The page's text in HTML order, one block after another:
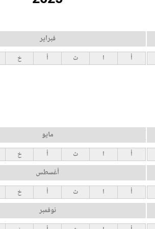
فبراير
أ ا ث أ خ
مايو
أ ا ث أ خ
أغسطس
أ ا ث أ خ
نوفمبر